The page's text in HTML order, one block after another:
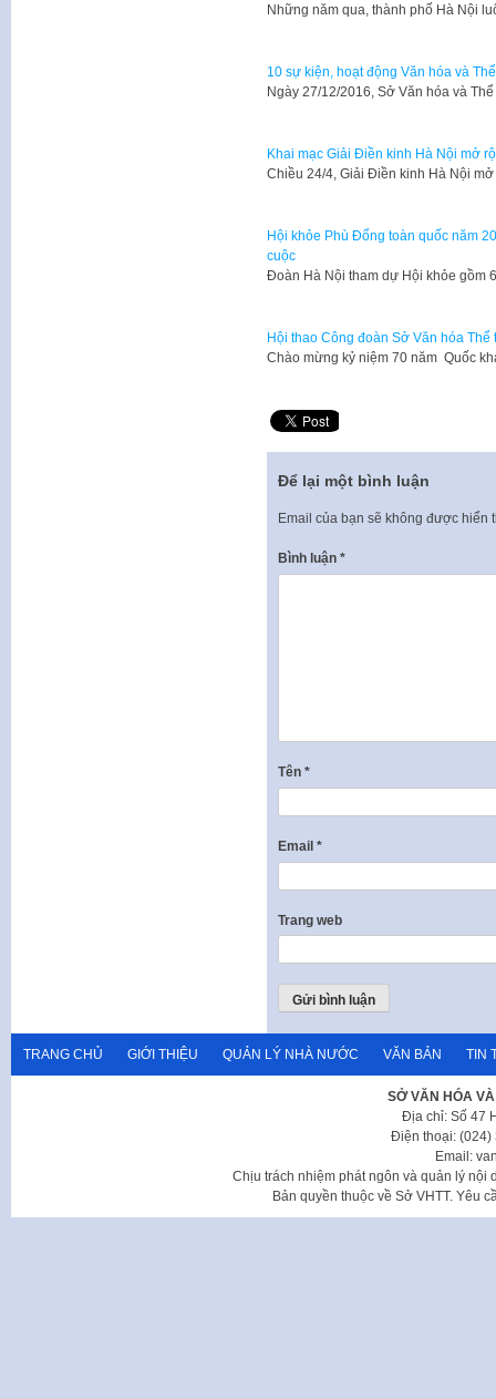
Những năm qua, thành phố Hà Nội
10 sự kiện, hoạt động Văn hóa và
Ngày 27/12/2016, Sở Văn hóa và
Khai mạc Giải Điền kinh Hà Nội mở
Chiều 24/4, Giải Điền kinh Hà Nội
Hội khỏe Phù Đổng toàn quốc năm
cuộc
Đoàn Hà Nội tham dự Hội khỏe gồm
Hội thao Công đoàn Sở Văn hóa
​Chào mừng kỷ niệm 70 năm Quốc
Để lại một bình luận
Email của bạn sẽ không được hiển
Bình luận *
Tên *
Email *
Trang web
TRANG CHỦ GIỚI THIỆU QUẢN LÝ NHÀ NƯỚC VĂN BẢN TIN
SỞ VĂN HÓA
Địa chỉ: Số 47
Điện thoại: (024)
Email:
Chịu trách nhiệm phát ngôn và quản lý nội
Bản quyền thuộc về Sở VHTT. Yêu